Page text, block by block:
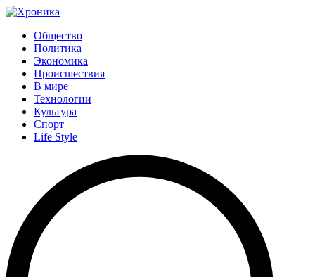
Общество
Политика
Экономика
Происшествия
В мире
Технологии
Культура
Спорт
Life Style